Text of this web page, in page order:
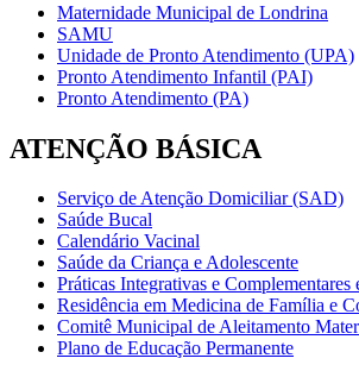
Maternidade Municipal de Londrina
SAMU
Unidade de Pronto Atendimento (UPA)
Pronto Atendimento Infantil (PAI)
Pronto Atendimento (PA)
ATENÇÃO BÁSICA
Serviço de Atenção Domiciliar (SAD)
Saúde Bucal
Calendário Vacinal
Saúde da Criança e Adolescente
Práticas Integrativas e Complementares
Residência em Medicina de Família e
Comitê Municipal de Aleitamento
Plano de Educação Permanente